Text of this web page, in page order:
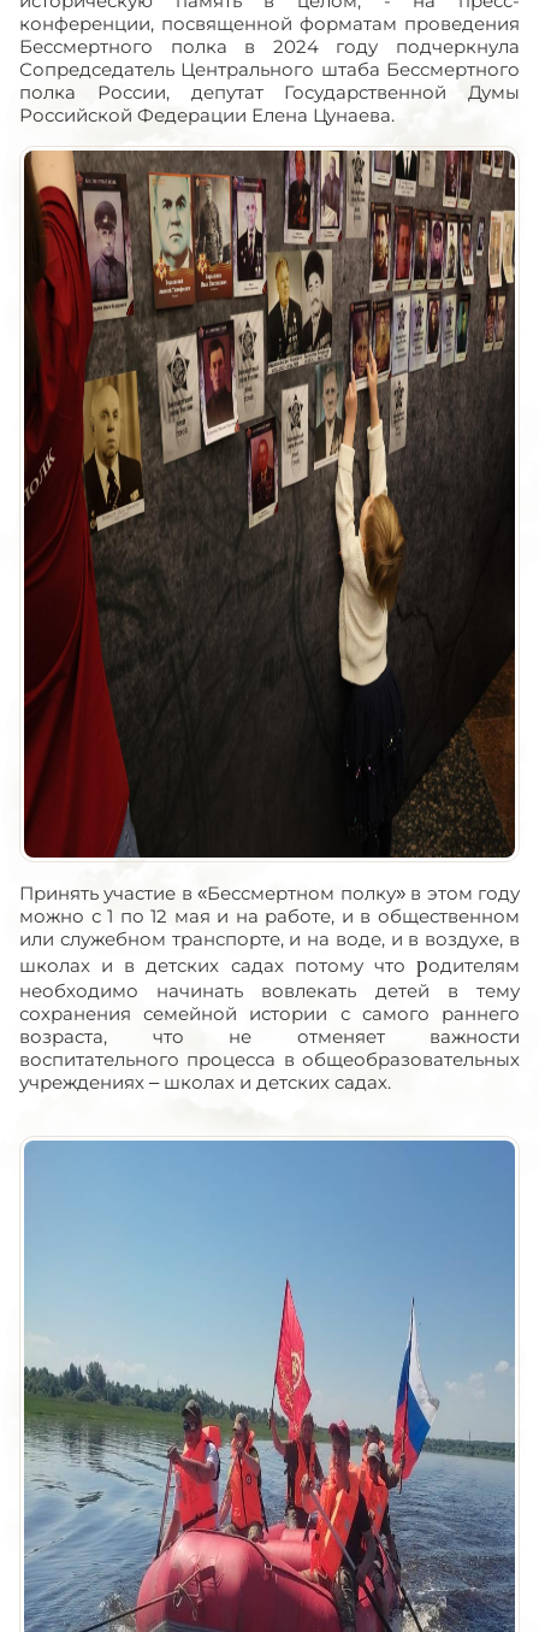
конференции, посвященной форматам проведения
Бессмертного полка в 2024 году подчеркнула
Сопредседатель Центрального штаба Бессмертного
полка России, депутат Государственной Думы
Российской Федерации Елена Цунаева.
Принять участие в «Бессмертном полку» в этом году
можно с 1 по 12 мая и на работе, и в общественном
или служебном транспорте, и на воде, и в воздухе, в
школах и в детских садах потому что родителям
необходимо начинать вовлекать детей в тему
сохранения семейной истории с самого раннего
возраста, что не отменяет важности
воспитательного процесса в общеобразовательных
учреждениях – школах и детских садах.